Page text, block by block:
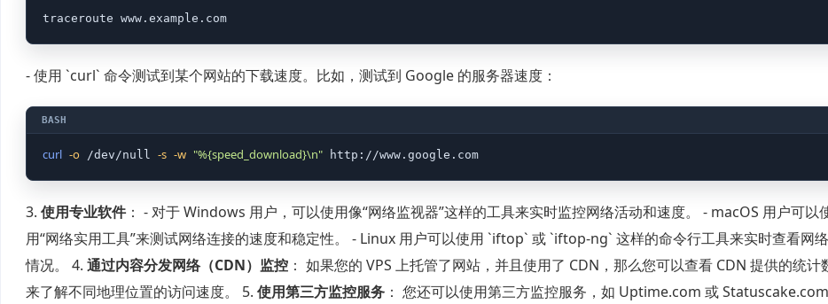
traceroute www.example.com
- 使用 `curl` 命令测试到某个网站的下载速度。比如，测试到 Google 的服务器速度：
curl -o /dev/null -s -w "%{speed_download}\n" http://www.google.com
3. 使用专业软件： - 对于 Windows 用户，可以使用像“网络监视器”这样的工具来实时监控网络活动和速度。 - macOS 用户可以
用“网络实用工具”来测试网络连接的速度和稳定性。 - Linux 用户可以使用 `iftop` 或 `iftop-ng` 这样的命令行工具来实时查看网
情况。 4. 通过内容分发网络（CDN）监控 ： 如果您的 VPS 上托管了网站，并且使用了 CDN，那么您可以查看 CDN 提供的统计
来了解不同地理位置的访问速度。 5. 使用第三方监控服务 ： 您还可以使用第三方监控服务，如 Uptime.com 或